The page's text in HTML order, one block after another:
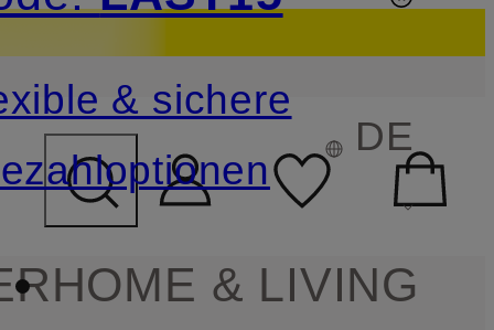
ÜBERSPRINGEN
& sichere
DE
HOME & LIVING